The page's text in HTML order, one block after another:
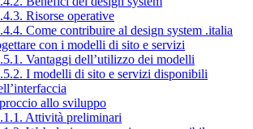
Risorse operative
Come contribuire al design system .italia
con i modelli di sito e servizi
Vantaggi dell’utilizzo dei modelli
I modelli di sito e servizi disponibili
allo sviluppo
Attività preliminari